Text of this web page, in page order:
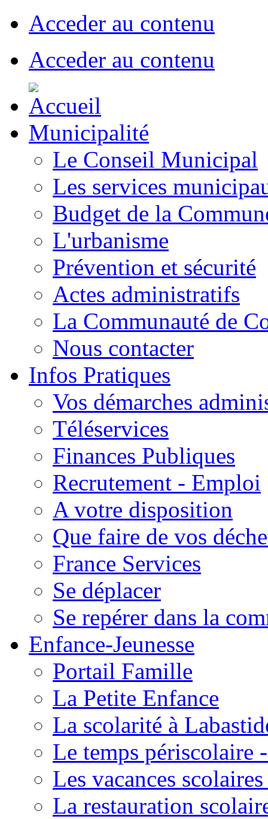
Acceder au contenu
Acceder au contenu
Municipalité
Le Conseil Municipal
Les services
Budget de la
L'urbanisme
Prévention et sécurité
Actes administratifs
La Communauté de
Nous contacter
Infos Pratiques
Vos démarches
Téléservices
Finances Publiques
Recrutement - Emploi
A votre disposition
Que faire de vos
France Services
Se déplacer
Se repérer dans la
Enfance-Jeunesse
Portail Famille
La Petite Enfance
La scolarité à
Le temps périscolaire
Les vacances
La restauration